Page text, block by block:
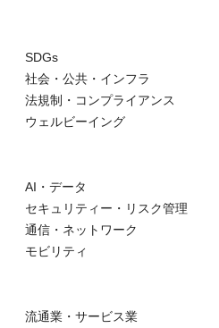
SDGs
社会・公共・インフラ
法規制・コンプライアンス
ウェルビーイング
AI・データ
セキュリティー・リスク管理
通信・ネットワーク
モビリティ
流通業・サービス業